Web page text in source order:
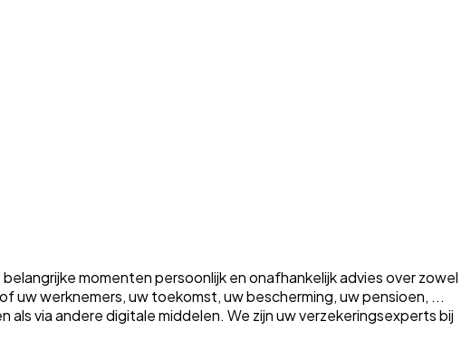
momenten persoonlijk en onafhankelijk advies over zowel
uw werknemers, uw toekomst, uw bescherming, uw pensioen, ...
via andere digitale middelen. We zijn uw verzekeringsexperts bij